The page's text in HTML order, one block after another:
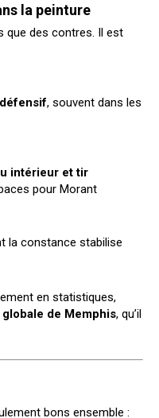
la peinture
que des contres. Il est
, souvent dans les
intérieur et tir
pour Morant
la constance stabilise
en statistiques,
de Memphis, qu’il
bons ensemble :